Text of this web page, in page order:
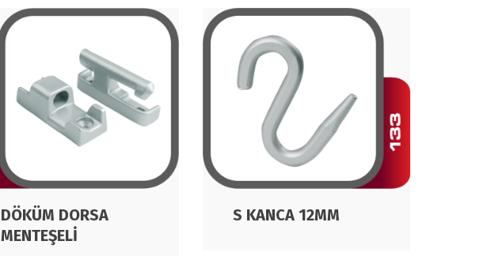
DÖKÜM DORSA
MENTEŞELİ
S KANCA 12MM